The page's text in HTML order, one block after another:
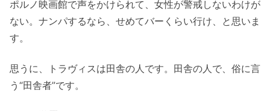
ポルノ映画館で声をかけられて、女性が警戒しないわけが
ない。ナンパするなら、せめてバーくらい行け、と思いま
す。
思うに、トラヴィスは田舎の人です。田舎の人で、俗に言
う“田舎者”です。